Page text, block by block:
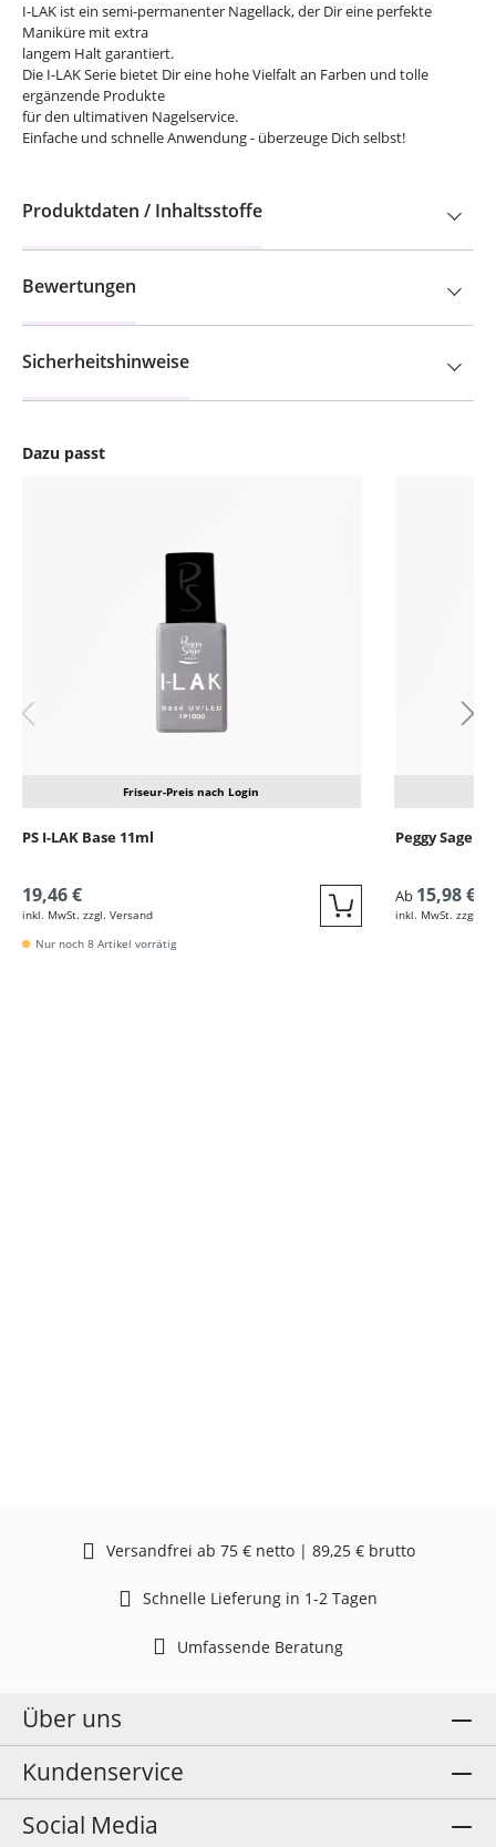
Dazu passt
Friseur-Preis nach Login
PS I-LAK Base 11ml
19,46 €
inkl. MwSt. zzgl. Versand Quickbuy
Nur noch 8 Artikel vorrätig
Peggy Sage I-
Ab 15,98 €
inkl. MwSt. zzgl.
I-LAK ist ein semi-permanenter Nagellack, der Dir eine perfekte
Maniküre mit extra
langem Halt garantiert.
Die I-LAK Serie bietet Dir eine hohe Vielfalt an Farben und tolle
ergänzende Produkte
für den ultimativen Nagelservice.
Einfache und schnelle Anwendung - überzeuge Dich selbst!
Produktdaten / Inhaltsstoffe
Bewertungen
Sicherheitshinweise
Versandfrei ab 75 € netto | 89,25 € brutto
Schnelle Lieferung in 1-2 Tagen
Umfassende Beratung
Über uns
Kundenservice
Social Media